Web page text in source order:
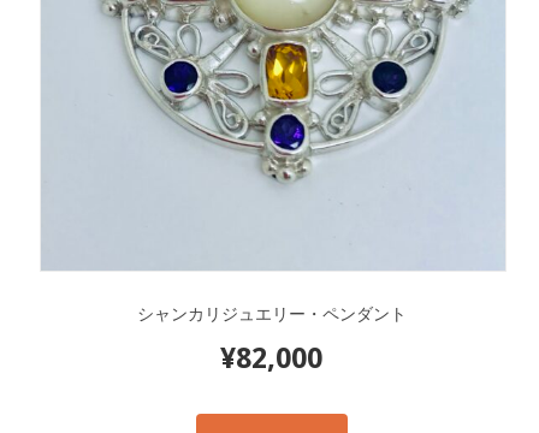
シャンカリジュエリー・ペンダント
¥82,000